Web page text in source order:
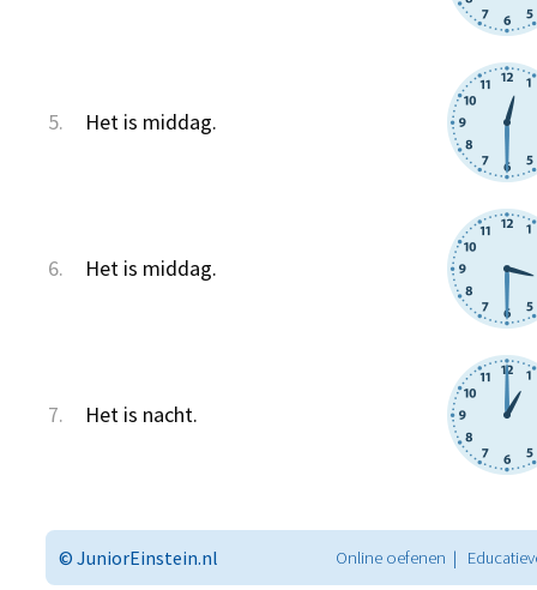
5. Het is middag.
6. Het is middag.
7. Het is nacht.
© JuniorEinstein.nl Online oefenen |